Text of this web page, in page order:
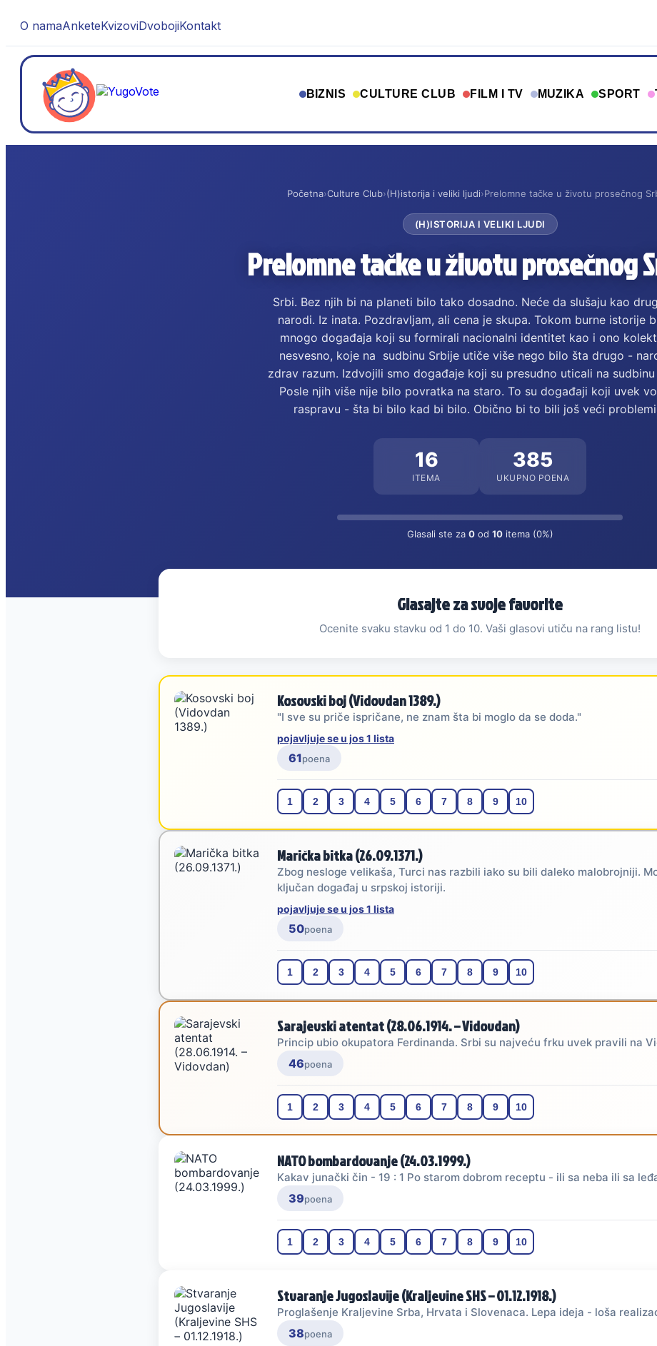
O namaAnketeKvizoviDvobojiKontakt
BIZNIS CULTURE CLUB FILM I TV MUZIKA SPORT
Početna›Culture Club›(H)istorija i veliki ljudi›Prelomne tačke u životu prosečnog
(H)ISTORIJA I VELIKI LJUDI
Prelomne tačke u životu prosečnog
Srbi. Bez njih bi na planeti bilo tako dosadno. Neće da slušaju kao
narodi. Iz inata. Pozdravljam, ali cena je skupa. Tokom burne istorije
mnogo događaja koji su formirali nacionalni identitet kao i ono
nesvesno, koje na sudbinu Srbije utiče više nego bilo šta drugo -
zdrav razum. Izdvojili smo događaje koji su presudno uticali na sudbinu
Posle njih više nije bilo povratka na staro. To su događaji koji uvek
raspravu - šta bi bilo kad bi bilo. Obično bi to bili još veći
16
ITEMA
385
UKUPNO POENA
Glasali ste za 0od 10itema (0%)
Glasajte za svoje favorite
Ocenite svaku stavku od 1 do 10. Vaši glasovi utiču na rang listu!
Kosovski boj (Vidovdan 1389.)
"I sve su priče ispričane, ne znam šta bi moglo da se doda."
pojavljuje se u jos 1 lista
61poena
1 2 3 4 5 6 7 8 9 10
Marička bitka (26.09.1371.)
Zbog nesloge velikaša, Turci nas razbili iako su bili daleko malobrojniji.
ključan događaj u srpskoj istoriji.
pojavljuje se u jos 1 lista
50poena
1 2 3 4 5 6 7 8 9 10
Sarajevski atentat (28.06.1914. – Vidovdan)
Princip ubio okupatora Ferdinanda. Srbi su najveću frku uvek pravili na
46poena
1 2 3 4 5 6 7 8 9 10
NATO bombardovanje (24.03.1999.)
Kakav junački čin - 19 : 1 Po starom dobrom receptu - ili sa neba ili sa
39poena
1 2 3 4 5 6 7 8 9 10
Stvaranje Jugoslavije (Kraljevine SHS – 01.12.1918.)
Proglašenje Kraljevine Srba, Hrvata i Slovenaca. Lepa ideja - loša
38poena